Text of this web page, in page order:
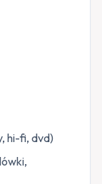
hi-fi, dvd)